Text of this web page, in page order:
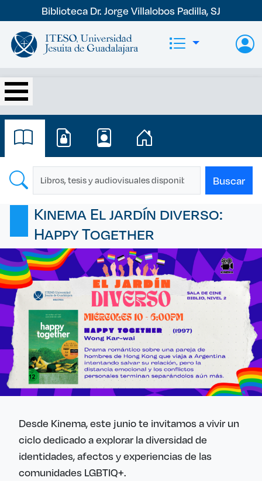
Pasar al contenido principal
Biblioteca Dr. Jorge Villalobos Padilla, SJ
Kinema El jardín diverso:
Happy Together
Desde Kinema, este junio te invitamos a vivir un
ciclo dedicado a explorar la diversidad de
identidades, afectos y experiencias de las
comunidades LGBTIQ+.